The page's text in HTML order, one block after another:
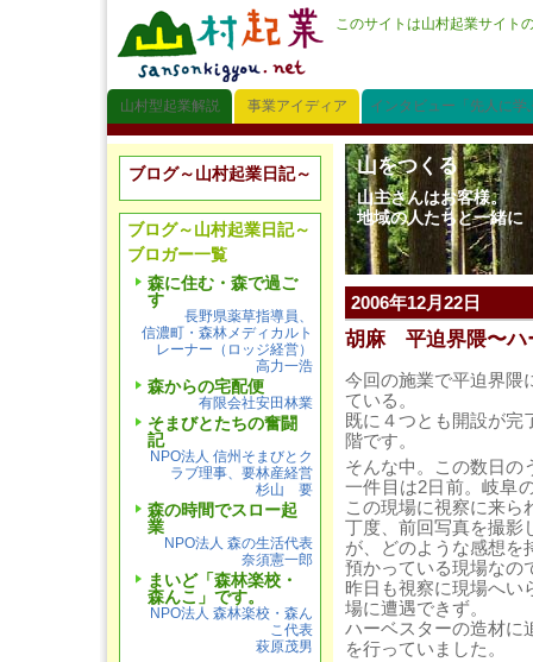
このサイトは山村起業サイト
山村型起業解説 事業アイディア インタビュー「先人に学
山をつくる
山主さんはお客様。
地域の人たちと一緒に
2006年12月22日
胡麻 平迫界隈〜
今回の施業で平迫界隈
ている。
既に４つとも開設が完
階です。
そんな中。この数日の
一件目は2日前。岐阜
この現場に視察に来ら
丁度、前回写真を撮影
が、どのような感想を
預かっている現場なの
昨日も視察に現場へい
場に遭遇できず。
ハーベスターの造材に
を行っていました。
ブログ～山村起業日記～
ブログ～山村起業日記～
ブロガー一覧
森に住む・森で過ご
す
長野県薬草指導員、
信濃町・森林メディカルト
レーナー（ロッジ経営）
高力一浩
森からの宅配便
有限会社安田林業
そまびとたちの奮闘
記
NPO法人 信州そまびとク
ラブ理事、要林産経営
杉山 要
森の時間でスロー起
業
NPO法人 森の生活代表
奈須憲一郎
まいど「森林楽校・
森んこ」です。
NPO法人 森林楽校・森ん
こ代表
萩原茂男